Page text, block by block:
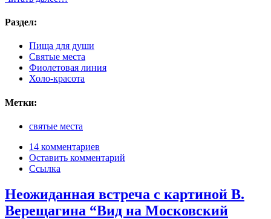
Раздел:
Пища для души
Святые места
Фиолетовая линия
Холо-красота
Метки:
святые места
14 комментариев
Оставить комментарий
Ссылка
Неожиданная встреча с картиной В.
Верещагина “Вид на Московский